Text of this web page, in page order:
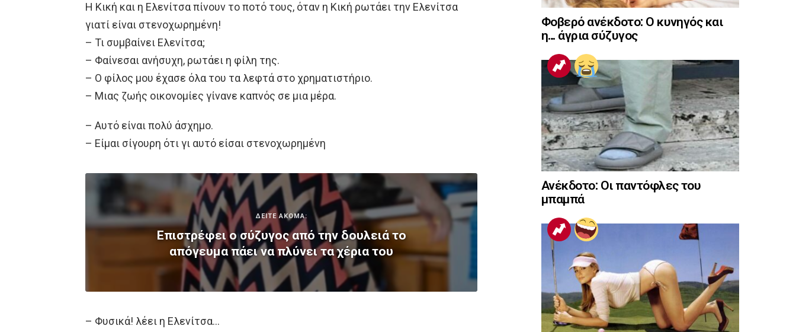
Η Κική και η Ελενίτσα πίνουν το ποτό τους, όταν η Κική ρωτάει την Ελενίτσα
γιατί είναι στενοχωρημένη!
– Τι συμβαίνει Ελενίτσα;
– Φαίνεσαι ανήσυχη, ρωτάει η φίλη της.
– Ο φίλος μου έχασε όλα του τα λεφτά στο χρηματιστήριο.
– Μιας ζωής οικονομίες γίνανε καπνός σε μια μέρα.
– Αυτό είναι πολύ άσχημο.
– Είμαι σίγουρη ότι γι αυτό είσαι στενοχωρημένη
ΔΕΙΤΕ ΑΚΟΜΑ:
Επιστρέφει ο σύζυγος από την δουλειά το
απόγευμα πάει να πλύνει τα χέρια του
– Φυσικά! λέει η Ελενίτσα…
Φοβερό ανέκδοτο: Ο κυνηγός και
η… άγρια σύζυγος
Ανέκδοτο: Οι παντόφλες του
μπαμπά